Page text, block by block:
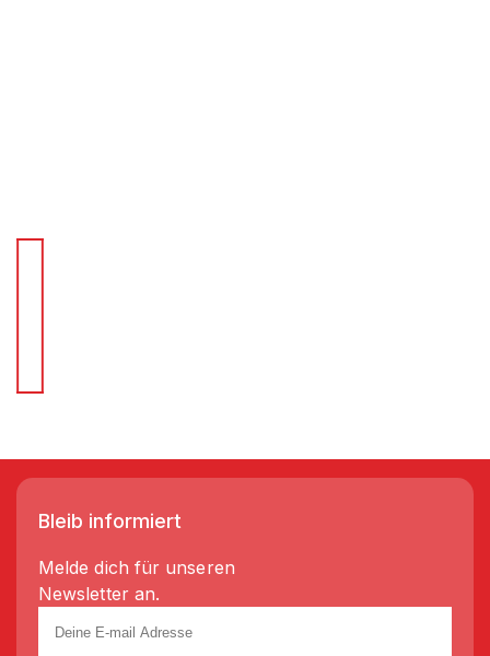
Bleib informiert
Melde dich für unseren
Newsletter an.